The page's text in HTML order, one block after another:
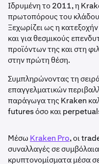
Ιδρυμένη το 2011, η
πρωτοπόρους του
Ξεχωρίζει ως η
και για θεσμικούς
προϊόντων της και στη
στην πρώτη θέση.
Συμπληρώνοντας τη
επαγγελματικών
παράγωγα της Kraken
futures όσο και
Μέσω Kraken Pro, οι
συναλλαγές σε
κρυπτονομίσματα μέσα